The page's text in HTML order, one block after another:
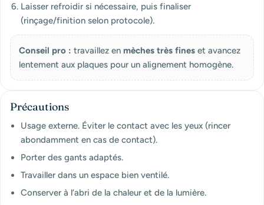
Laisser refroidir si nécessaire, puis finaliser
(rinçage/finition selon protocole).
Conseil pro : travaillez en mèches très fines et avancez
lentement aux plaques pour un alignement homogène.
Précautions
Usage externe. Éviter le contact avec les yeux (rincer
abondamment en cas de contact).
Porter des gants adaptés.
Travailler dans un espace bien ventilé.
Conserver à l’abri de la chaleur et de la lumière.